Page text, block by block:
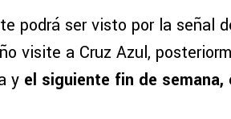
podrá ser visto por la señal
visite a Cruz Azul,
y el siguiente fin de